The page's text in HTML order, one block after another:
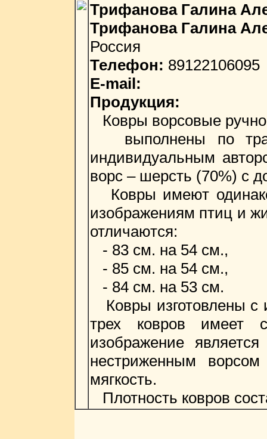
Трифанова Галина
Трифанова Галина
Россия
Телефон: 89122106095
E-mail:
Продукция:
Ковры ворсовые
выполнены по
индивидуальным
ворс – шерсть (70%) с
Ковры имеют
изображениям птиц и
отличаются:
- 83 см. на 54 см.,
- 85 см. на 54 см.,
- 84 см. на 53 см.
Ковры изготовлены с
трех ковров имеет
изображение
нестриженным
мягкость.
Плотность ковров